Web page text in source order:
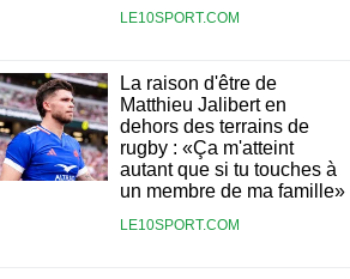
LE10SPORT.COM
La raison d'être de
Matthieu Jalibert en
dehors des terrains de
rugby : «Ça m'atteint
autant que si tu touches à
un membre de ma famille»
LE10SPORT.COM